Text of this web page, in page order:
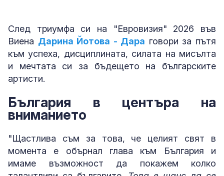
След триумфа си на "Евровизия" 2026 във
Виена Дарина Йотова - Дара говори за пътя
към успеха, дисциплината, силата на мисълта
и мечтата си за бъдещето на българските
артисти.
България в центъра на
вниманието
"Щастлива съм за това, че целият свят в
момента е обърнал глава към България и
имаме възможност да покажем колко